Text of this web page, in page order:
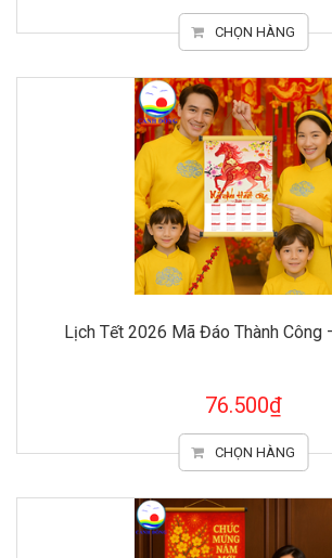
CHỌN HÀNG
Lịch Tết 2026 Mã Đáo Thành Công
76.500₫
CHỌN HÀNG